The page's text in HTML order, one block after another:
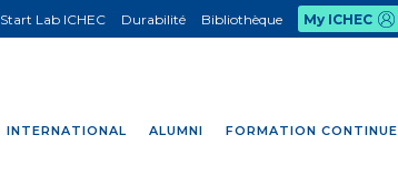
INTERNATIONAL ALUMNI FORMATION CONTINUE
Start Lab ICHEC Durabilité Bibliothèque My ICHEC